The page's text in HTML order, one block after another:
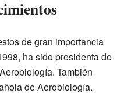
de gran importancia
ha sido presidenta de
También
de Aerobiología.